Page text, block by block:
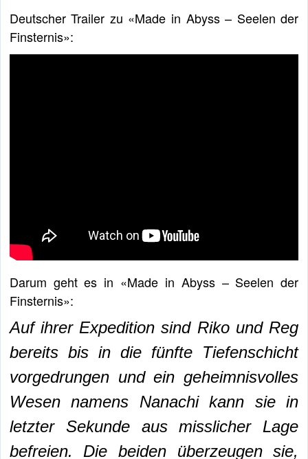
Deutscher Trailer zu «Made in Abyss – Seelen der
Finsternis»:
Darum geht es in «Made in Abyss – Seelen der
Finsternis»:
Auf ihrer Expedition sind Riko und Reg
bereits bis in die fünfte Tiefenschicht
vorgedrungen und ein geheimnisvolles
Wesen namens Nanachi kann sie in
letzter Sekunde aus misslicher Lage
befreien. Die beiden überzeugen sie,